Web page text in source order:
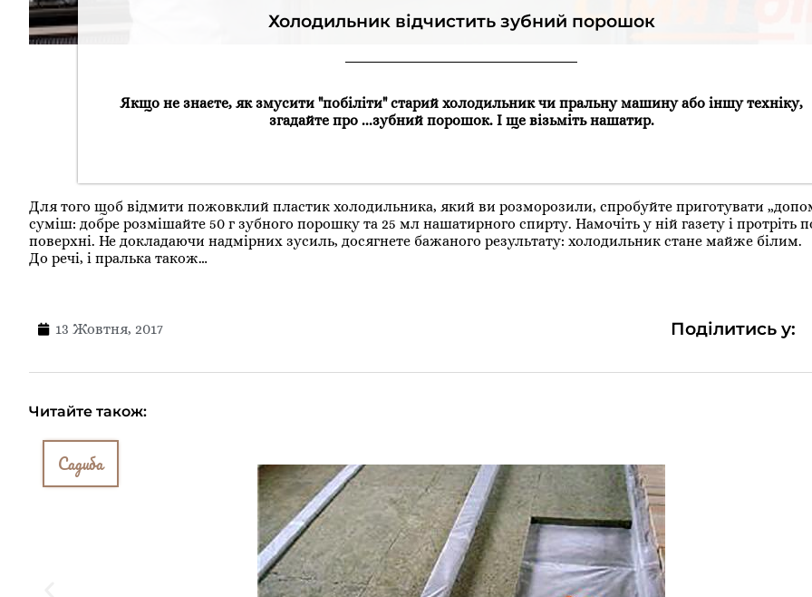
Холодильник відчистить зубний порошок
Якщо не знаєте, як змусити "побіліти" старий холодильник чи пральну машину або іншу техніку,
згадайте про ...зубний порошок. І ще візьміть нашатир.
Для того щоб відмити пожовклий пластик холодильника, який ви розморозили, спробуйте приготувати
суміш: добре розмішайте 50 г зубного порошку та 25 мл нашатирного спирту. Намочіть у ній газету і протріть
поверхні. Не докладаючи надмірних зусиль, досягнете бажаного результату: холодильник стане майже білим.
До речі, і пралька також…
13 Жовтня, 2017 Поділитись у:
Читайте також:
Садиба